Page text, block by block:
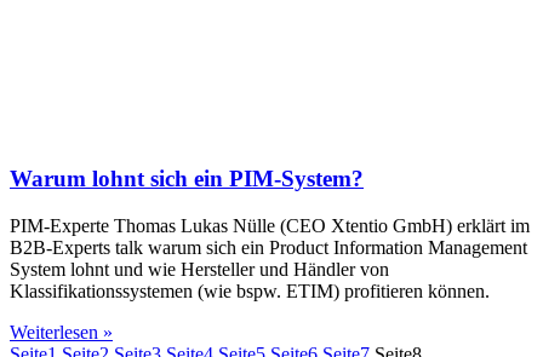
Warum lohnt sich ein PIM-System?
PIM-Experte Thomas Lukas Nülle (CEO Xtentio GmbH) erklärt im
B2B-Experts talk warum sich ein Product Information Management
System lohnt und wie Hersteller und Händler von
Klassifikationssystemen (wie bspw. ETIM) profitieren können.
Weiterlesen »